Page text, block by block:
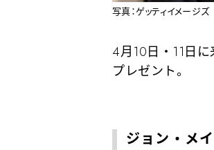
写真：ゲッティイメージズ
4月10日・11日
プレゼント。
ジョン・メ